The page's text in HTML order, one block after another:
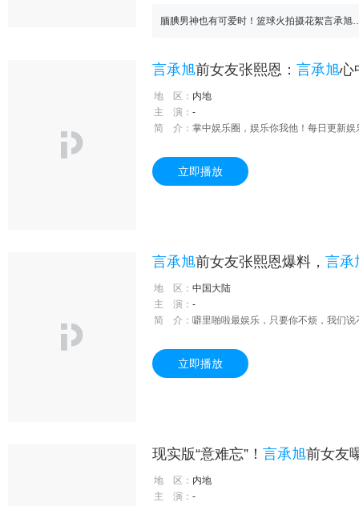
腼腆男神也有可爱时！篮球
言承旭前女友张熙恩： 言承旭心中
地 区： 内地
主 演： -
简 介： 掌中娱乐圈，娱乐你我他！每日更新
立即播放
言承旭前女友张熙恩爆料， 言承
地 区： 中国大陆
主 演： -
简 介： 噼里啪啦最娱乐，只要你不烦，我们说
立即播放
现实版“意难忘”！ 言承旭前女友
地 区： 内地
主 演： -